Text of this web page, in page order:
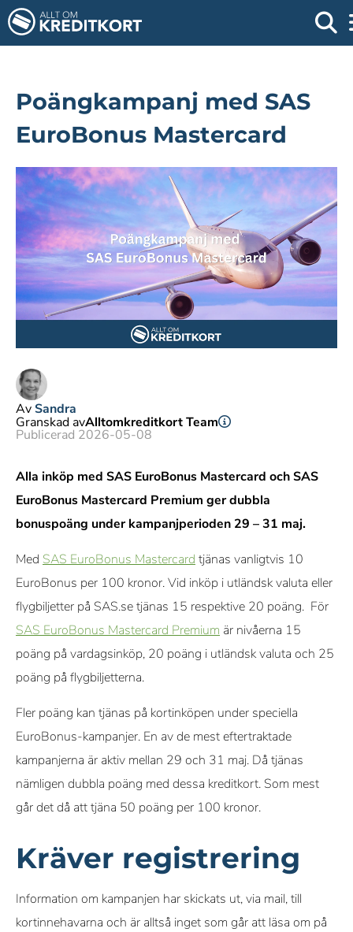
Poängkampanj med SAS
EuroBonus Mastercard
AvSandra
Granskad avAlltomkreditkort Team
Publicerad 2026-05-08
Alla inköp med SAS EuroBonus Mastercard och SAS
EuroBonus Mastercard Premium ger dubbla
bonuspoäng under kampanjperioden 29 – 31 maj.
Med SAS EuroBonus Mastercard tjänas vanligtvis 10
EuroBonus per 100 kronor. Vid inköp i utländsk valuta eller
flygbiljetter på SAS.se tjänas 15 respektive 20 poäng. För
SAS EuroBonus Mastercard Premium är nivåerna 15
poäng på vardagsinköp, 20 poäng i utländsk valuta och 25
poäng på flygbiljetterna.
Fler poäng kan tjänas på kortinköpen under speciella
EuroBonus-kampanjer. En av de mest eftertraktade
kampanjerna är aktiv mellan 29 och 31 maj. Då tjänas
nämligen dubbla poäng med dessa kreditkort. Som mest
går det då att tjäna 50 poäng per 100 kronor.
Kräver registrering
Information om kampanjen har skickats ut, via mail, till
kortinnehavarna och är alltså inget som går att läsa om på